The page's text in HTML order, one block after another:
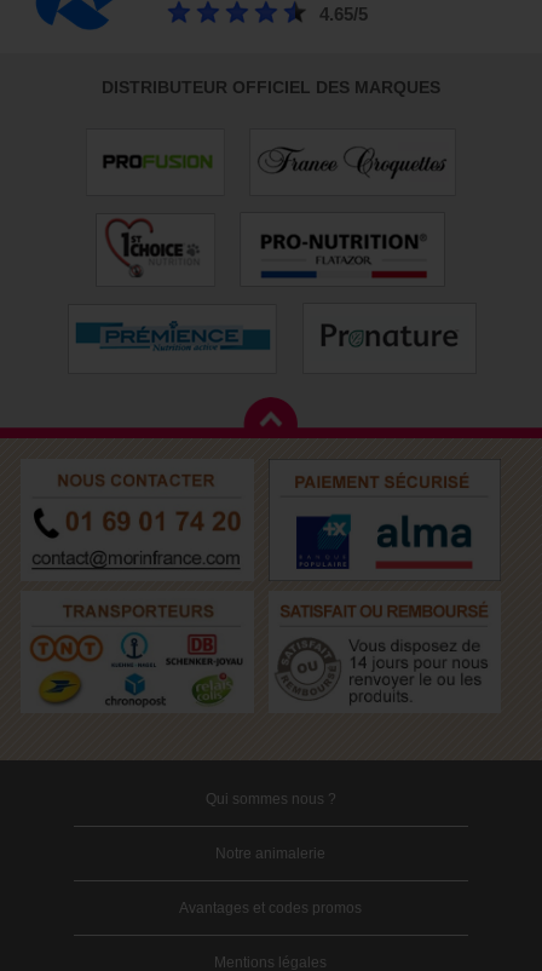
4.65/5
DISTRIBUTEUR OFFICIEL DES MARQUES
Qui sommes nous ?
Notre animalerie
Avantages et codes promos
Mentions légales